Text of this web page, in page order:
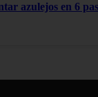
azulejos en 6